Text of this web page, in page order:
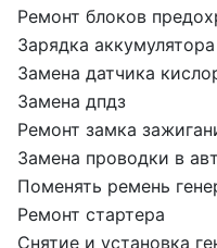
Ремонт блоков
Зарядка
Замена датчика
Замена дпдз
Ремонт замка
Замена проводки в
Поменять ремень
Ремонт стартера
Снятие и установка